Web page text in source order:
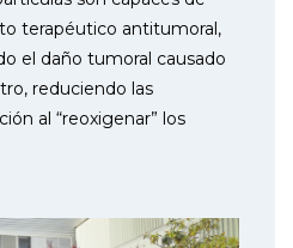
terapéutico antitumoral,
el daño tumoral causado
reduciendo las
al “reoxigenar” los